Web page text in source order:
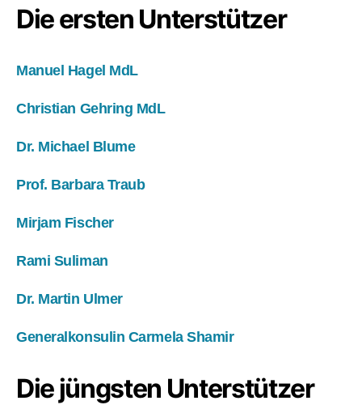
Die ersten Unterstützer
Manuel Hagel MdL
Christian Gehring MdL
Dr. Michael Blume
Prof. Barbara Traub
Mirjam Fischer
Rami Suliman
Dr. Martin Ulmer
Generalkonsulin Carmela Shamir
Die jüngsten Unterstützer